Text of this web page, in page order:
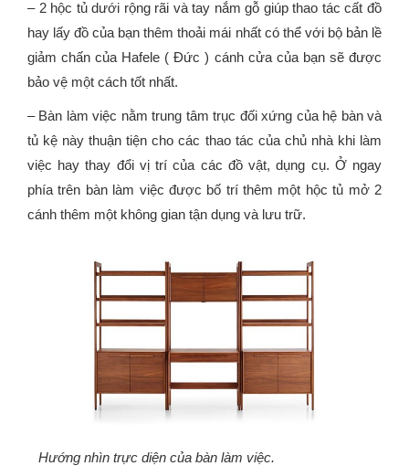
– 2 hộc tủ dưới rộng rãi và tay nắm gỗ giúp thao tác cất đồ
hay lấy đồ của bạn thêm thoải mái nhất có thể với bộ bản lề
giảm chấn của Hafele ( Đức ) cánh cửa của bạn sẽ được
bảo vệ một cách tốt nhất.
– Bàn làm việc nằm trung tâm trục đối xứng của hệ bàn và
tủ kệ này thuận tiện cho các thao tác của chủ nhà khi làm
việc hay thay đổi vị trí của các đồ vật, dụng cụ. Ở ngay
phía trên bàn làm việc được bố trí thêm một hộc tủ mở 2
cánh thêm một không gian tận dụng và lưu trữ.
Hướng nhìn trực diện của bàn làm việc.